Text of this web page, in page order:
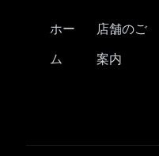
ホー
ム
店舗のご
案内